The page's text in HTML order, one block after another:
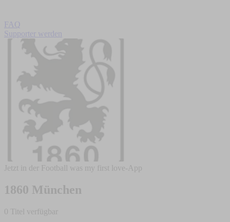
FAQ
Supporter werden
Jetzt in der Football was my first love-App
1860 München
0 Titel verfügbar